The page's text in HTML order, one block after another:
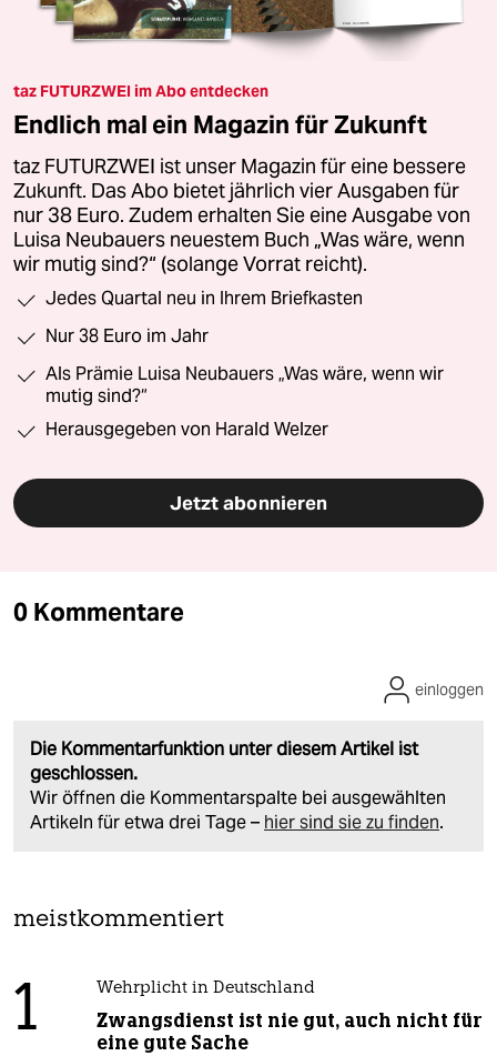
taz FUTURZWEI im Abo entdecken
Endlich mal ein Magazin für Zukunft
taz FUTURZWEI ist unser Magazin für eine bessere
Zukunft. Das Abo bietet jährlich vier Ausgaben für
nur 38 Euro. Zudem erhalten Sie eine Ausgabe von
Luisa Neubauers neuestem Buch „Was wäre, wenn
wir mutig sind?“ (solange Vorrat reicht).
Jedes Quartal neu in Ihrem Briefkasten
Nur 38 Euro im Jahr
Als Prämie Luisa Neubauers „Was wäre, wenn wir
mutig sind?“
Herausgegeben von Harald Welzer
Jetzt abonnieren
0 Kommentare
Die Kommentarfunktion unter diesem Artikel ist
geschlossen.
Wir öffnen die Kommentarspalte bei ausgewählten
Artikeln für etwa drei Tage – hier sind sie zu finden.
einloggen
meistkommentiert
1 Wehrplicht in Deutschland
Zwangsdienst ist nie gut, auch nicht für
eine gute Sache